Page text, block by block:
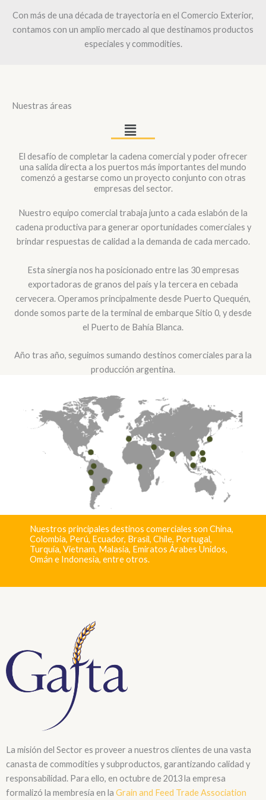
Con más de una década de trayectoria en el Comercio Exterior,
contamos con un amplio mercado al que destinamos productos
especiales y commodities.
Nuestras áreas
Main
Menu
El desafío de completar la cadena comercial y poder ofrecer
una salida directa a los puertos más importantes del mundo
comenzó a gestarse como un proyecto conjunto con otras
empresas del sector.
Nuestro equipo comercial trabaja junto a cada eslabón de la
cadena productiva para generar oportunidades comerciales y
brindar respuestas de calidad a la demanda de cada mercado.
Esta sinergia nos ha posicionado entre las 30 empresas
exportadoras de granos del país y la tercera en cebada
cervecera. Operamos principalmente desde Puerto Quequén,
donde somos parte de la terminal de embarque Sitio 0, y desde
el Puerto de Bahía Blanca.
Año tras año, seguimos sumando destinos comerciales para la
producción argentina.
Nuestros principales destinos comerciales son China,
Colombia, Perú, Ecuador, Brasil, Chile, Portugal,
Turquía, Vietnam, Malasia, Emiratos Árabes Unidos,
Omán e Indonesia, entre otros.
La misión del Sector es proveer a nuestros clientes de una vasta
canasta de commodities y subproductos, garantizando calidad y
responsabilidad. Para ello, en octubre de 2013 la empresa
formalizó la membresía en la Grain and Feed Trade Association